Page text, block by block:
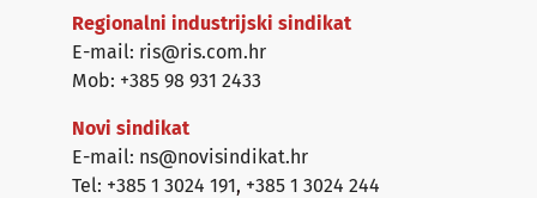
Regionalni industrijski sindikat
E-mail: ris@ris.com.hr
Mob: +385 98 931 2433
Novi sindikat
E-mail: ns@novisindikat.hr
Tel: +385 1 3024 191, +385 1 3024 244